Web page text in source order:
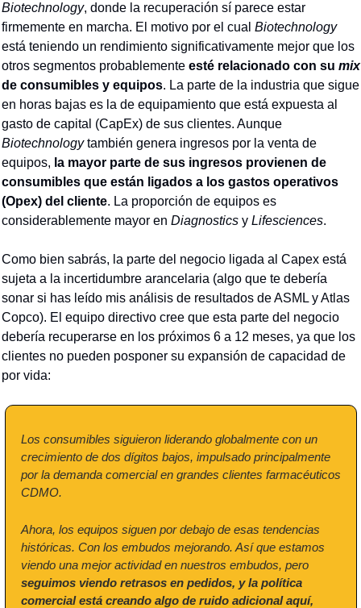
Biotechnology, donde la recuperación sí parece estar
firmemente en marcha. El motivo por el cual Biotechnology
está teniendo un rendimiento significativamente mejor que los
otros segmentos probablemente esté relacionado con su mix
de consumibles y equipos. La parte de la industria que sigue
en horas bajas es la de equipamiento que está expuesta al
gasto de capital (CapEx) de sus clientes. Aunque
Biotechnology también genera ingresos por la venta de
equipos, la mayor parte de sus ingresos provienen de
consumibles que están ligados a los gastos operativos
(Opex) del cliente. La proporción de equipos es
considerablemente mayor en Diagnostics y Lifesciences.
Como bien sabrás, la parte del negocio ligada al Capex está
sujeta a la incertidumbre arancelaria (algo que te debería
sonar si has leído mis análisis de resultados de ASML y Atlas
Copco). El equipo directivo cree que esta parte del negocio
debería recuperarse en los próximos 6 a 12 meses, ya que los
clientes no pueden posponer su expansión de capacidad de
por vida:
Los consumibles siguieron liderando globalmente con un
crecimiento de dos dígitos bajos, impulsado principalmente
por la demanda comercial en grandes clientes farmacéuticos
CDMO.
Ahora, los equipos siguen por debajo de esas tendencias
históricas. Con los embudos mejorando. Así que estamos
viendo una mejor actividad en nuestros embudos, pero
seguimos viendo retrasos en pedidos, y la política
comercial está creando algo de ruido adicional aquí,